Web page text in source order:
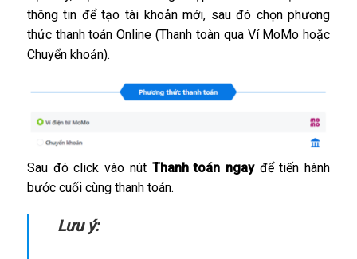
thông tin để tạo tài khoản mới, sau đó chọn phương
thức thanh toán Online (Thanh toàn qua Ví MoMo hoặc
Chuyển khoản).
Sau đó click vào nút Thanh toán ngayđể tiến hành
bước cuối cùng thanh toán.
Lưu ý: